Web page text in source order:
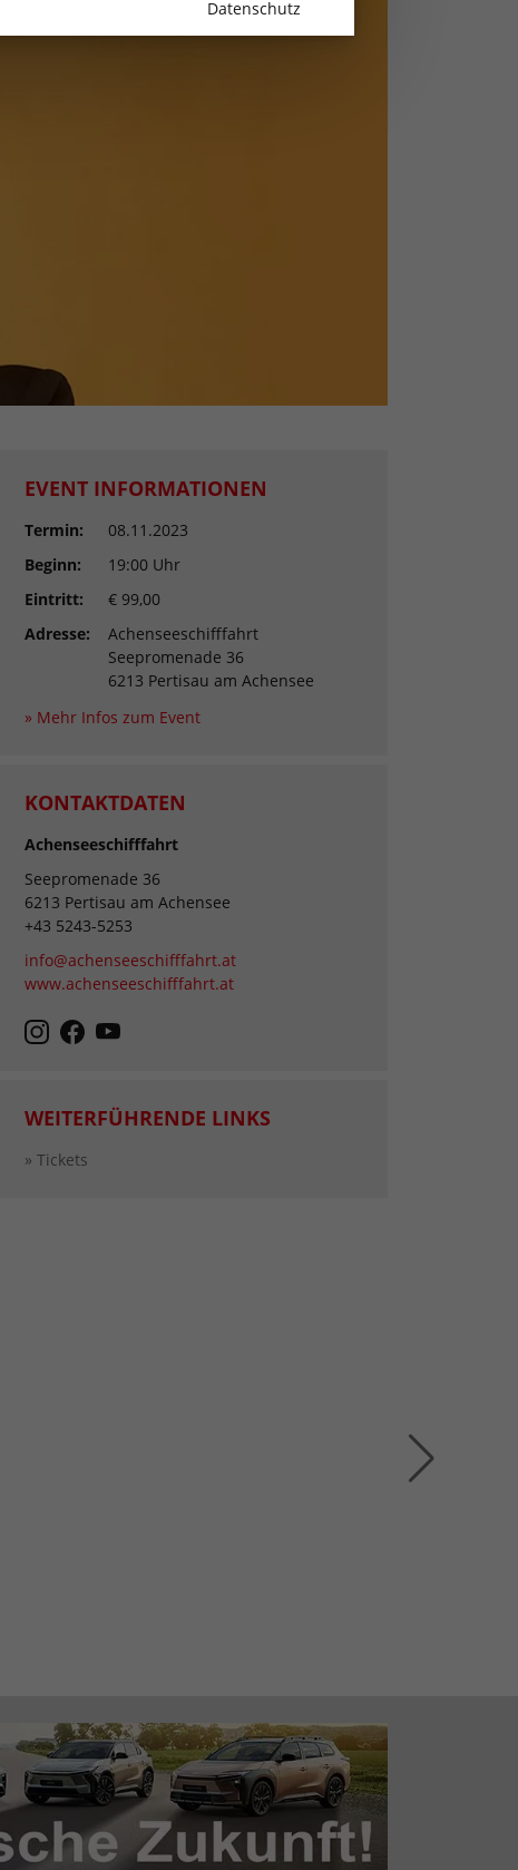
EVENT INFORMATIONEN
Termin:
08.11.2023
Beginn:
19:00 Uhr
Eintritt:
€ 99,00
Adresse:
Achenseeschifffahrt
Seepromenade 36
6213 Pertisau am Achensee
» Mehr Infos zum Event
KONTAKTDATEN
Achenseeschifffahrt
Seepromenade 36
6213 Pertisau am Achensee
+43 5243-5253
info@achenseeschifffahrt.at
www.achenseeschifffahrt.at
WEITERFÜHRENDE LINKS
» Tickets
Datenschutz